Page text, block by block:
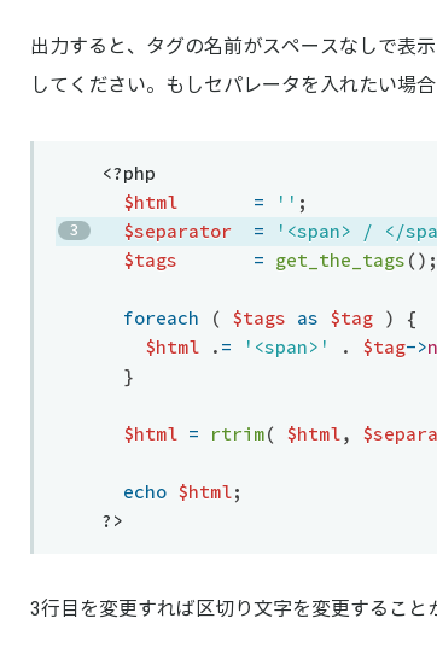
出力すると、タグの名前がスペースなしで表
してください。もしセパレータを入れたい場
<?php
$html
= '' ;
$separator
= '<span> / </
$tags
= get_the_tags ( ) ;
foreach ( $tags as $tag )
{
$html
. = '<span>' . $tag->
}
$html = rtrim( $html,
echo $html;
?>
3行目を変更すれば区切り文字を変更すること